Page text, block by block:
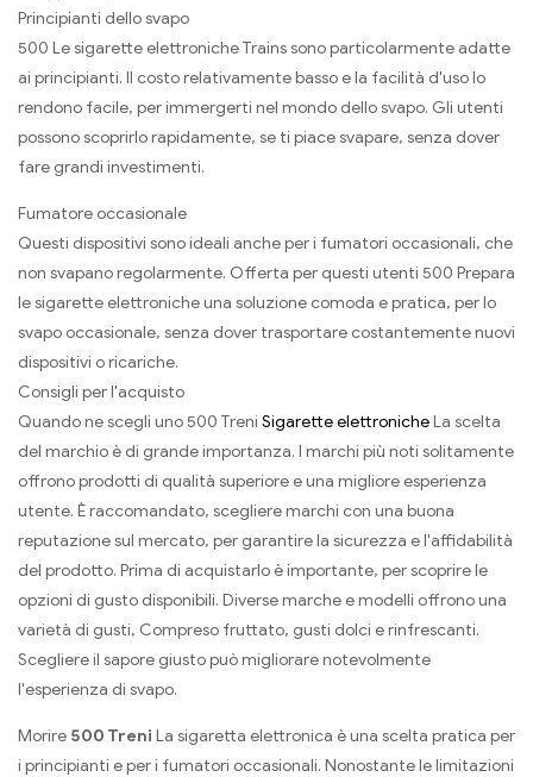
Principianti dello svapo
500 Le sigarette elettroniche Trains sono particolarmente adatte
ai principianti. Il costo relativamente basso e la facilità d'uso lo
rendono facile, per immergerti nel mondo dello svapo. Gli utenti
possono scoprirlo rapidamente, se ti piace svapare, senza dover
fare grandi investimenti.
Fumatore occasionale
Questi dispositivi sono ideali anche per i fumatori occasionali, che
non svapano regolarmente. Offerta per questi utenti 500 Prepara
le sigarette elettroniche una soluzione comoda e pratica, per lo
svapo occasionale, senza dover trasportare costantemente nuovi
dispositivi o ricariche.
Consigli per l'acquisto
Quando ne scegli uno 500 Treni Sigarette elettronicheLa scelta
del marchio è di grande importanza. I marchi più noti solitamente
offrono prodotti di qualità superiore e una migliore esperienza
utente. È raccomandato, scegliere marchi con una buona
reputazione sul mercato, per garantire la sicurezza e l'affidabilità
del prodotto. Prima di acquistarlo è importante, per scoprire le
opzioni di gusto disponibili. Diverse marche e modelli offrono una
varietà di gusti, Compreso fruttato, gusti dolci e rinfrescanti.
Scegliere il sapore giusto può migliorare notevolmente
l'esperienza di svapo.
Morire 500 Treni La sigaretta elettronica è una scelta pratica per
i principianti e per i fumatori occasionali. Nonostante le limitazioni